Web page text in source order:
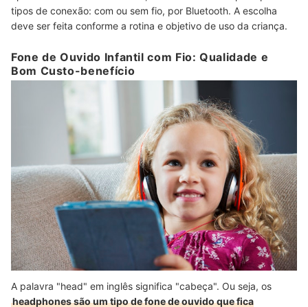
tipos de conexão: com ou sem fio, por Bluetooth. A escolha
deve ser feita conforme a rotina e objetivo de uso da criança.
Fone de Ouvido Infantil com Fio: Qualidade e
Bom Custo-benefício
A palavra "head" em inglês significa "cabeça". Ou seja, os
headphones são um tipo de fone de ouvido que fica